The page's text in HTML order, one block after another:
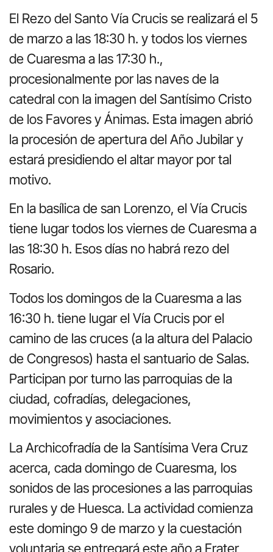
El Rezo del Santo Vía Crucis se realizará el 5
de marzo a las 18:30 h. y todos los viernes
de Cuaresma a las 17:30 h.,
procesionalmente por las naves de la
catedral con la imagen del Santísimo Cristo
de los Favores y Ánimas. Esta imagen abrió
la procesión de apertura del Año Jubilar y
estará presidiendo el altar mayor por tal
motivo.
En la basílica de san Lorenzo, el Vía Crucis
tiene lugar todos los viernes de Cuaresma a
las 18:30 h. Esos días no habrá rezo del
Rosario.
Todos los domingos de la Cuaresma a las
16:30 h. tiene lugar el Vía Crucis por el
camino de las cruces (a la altura del Palacio
de Congresos) hasta el santuario de Salas.
Participan por turno las parroquias de la
ciudad, cofradías, delegaciones,
movimientos y asociaciones.
La Archicofradía de la Santísima Vera Cruz
acerca, cada domingo de Cuaresma, los
sonidos de las procesiones a las parroquias
rurales y de Huesca. La actividad comienza
este domingo 9 de marzo y la cuestación
voluntaria se entregará este año a Frater